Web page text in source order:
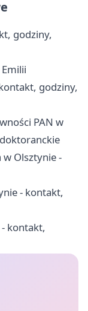
godziny,
godziny,
PAN w
Olsztynie -
- kontakt,
- kontakt,